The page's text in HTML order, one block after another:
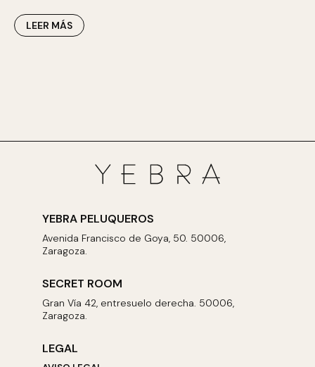
LEER MÁS
LEGAL
YEBRA PELUQUEROS
Avenida Francisco de Goya, 50. 50006,
Zaragoza.
SECRET ROOM
Gran Vía 42, entresuelo derecha. 50006,
Zaragoza.